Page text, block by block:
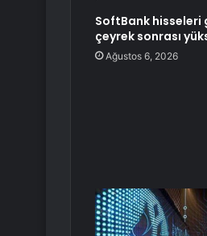
SoftBank hisseleri
çeyrek sonrası
Ağustos 6, 2026